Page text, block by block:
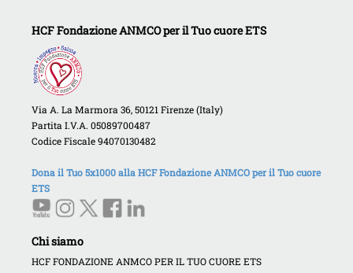
HCF Fondazione ANMCO per il Tuo cuore ETS
Via A. La Marmora 36, 50121 Firenze (Italy)
Partita I.V.A. 05089700487
Codice Fiscale 94070130482
Dona il Tuo 5x1000 alla HCF Fondazione ANMCO per il Tuo cuore
ETS
Chi siamo
HCF FONDAZIONE ANMCO PER IL TUO CUORE ETS